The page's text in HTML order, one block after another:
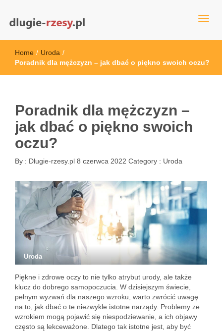
dlugie-rzesy.pl
Home / Uroda /
Poradnik dla mężczyzn – jak dbać o piękno swoich oczu?
Poradnik dla mężczyzn –
jak dbać o piękno swoich
oczu?
By : Dlugie-rzesy.pl 8 czerwca 2022 Category : Uroda
Uroda
Piękne i zdrowe oczy to nie tylko atrybut urody, ale także
klucz do dobrego samopoczucia. W dzisiejszym świecie,
pełnym wyzwań dla naszego wzroku, warto zwrócić uwagę
na to, jak dbać o te niezwykle istotne narządy. Problemy ze
wzrokiem mogą pojawić się niespodziewanie, a ich objawy
często są lekceważone. Dlatego tak istotne jest, aby być